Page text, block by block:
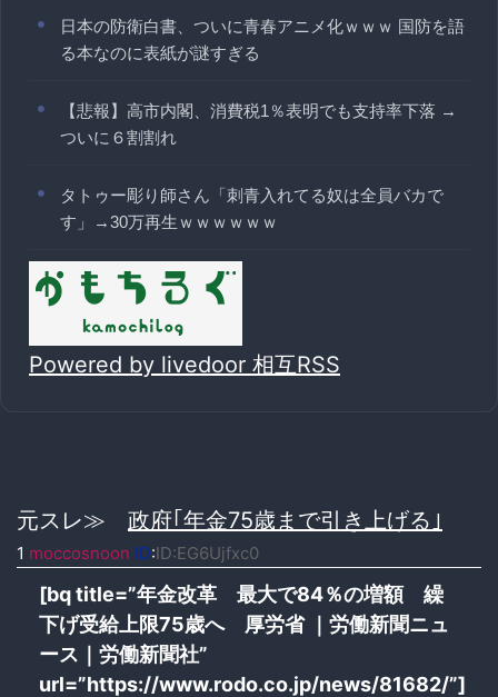
日本の防衛白書、ついに青春アニメ化ｗｗｗ 国防を語
る本なのに表紙が謎すぎる
【悲報】高市内閣、消費税1％表明でも支持率下落 →
ついに６割割れ
タトゥー彫り師さん「刺青入れてる奴は全員バカで
す」→30万再生ｗｗｗｗｗｗ
Powered by livedoor 相互RSS
元スレ≫ 政府｢年金75歳まで引き上げる｣
1 moccosnoon ID:ID:EG6Ujfxc0
[bq title=”年金改革 最大で84％の増額 繰
下げ受給上限75歳へ 厚労省 ｜労働新聞ニュ
ース｜労働新聞社”
url=”https://www.rodo.co.jp/news/81682/”]